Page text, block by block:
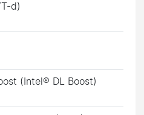
d)
(Intel® DL Boost)